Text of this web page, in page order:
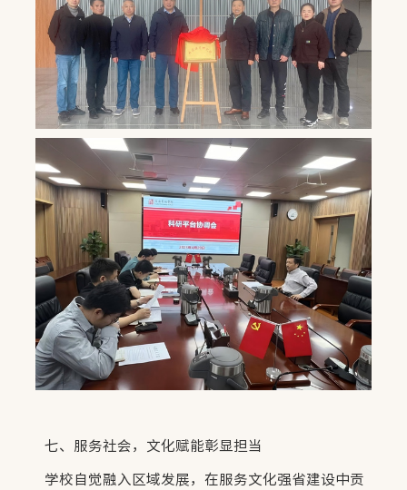
七、服务社会，文化赋能彰显担当
学校自觉融入区域发展，在服务文化强省建设中贡